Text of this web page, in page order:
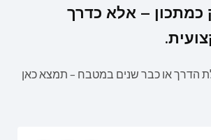
כמתכון – אלא כדרך
הדרך או כבר שנים במטבח – תמצא כאן